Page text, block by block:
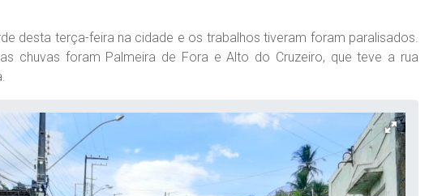
desta terça-feira na cidade e os trabalhos tiveram foram paralisados.
chuvas foram Palmeira de Fora e Alto do Cruzeiro, que teve a rua